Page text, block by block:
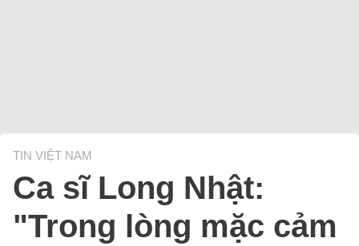
TIN VIỆT NAM
Ca sĩ Long Nhật:
"Trong lòng mặc cảm